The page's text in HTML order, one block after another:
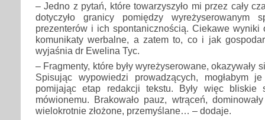
– Jedno z pytań, które towarzyszyło mi przez cały
dotyczyło granicy pomiędzy wyreżyserowanym
prezenterów i ich spontanicznością. Ciekawe wyniki
komunikaty werbalne, a zatem to, co i jak
wyjaśnia dr Ewelina Tyc.
– Fragmenty, które były wyreżyserowane, okazywały
Spisując wypowiedzi prowadzących, mogłabym
pomijając etap redakcji tekstu. Były więc bliskie
mówionemu. Brakowało pauz, wtrąceń,
wielokrotnie złożone, przemyślane… – dodaje.